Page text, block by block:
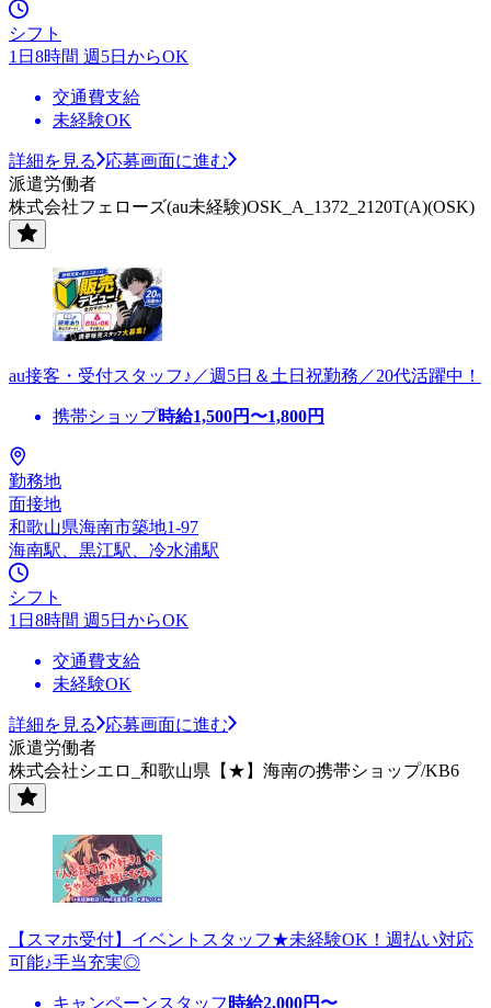
シフト
1日8時間 週5日からOK
交通費支給
未経験OK
詳細を見る
応募画面に進む
派遣労働者
株式会社フェローズ(au未経験)OSK_A_1372_2120T(A)(OSK)
au接客・受付スタッフ♪／週5日＆土日祝勤務／20代活躍中！
携帯ショップ時給1,500円〜1,800円
勤務地
面接地
和歌山県海南市築地1-97
海南駅、黒江駅、冷水浦駅
シフト
1日8時間 週5日からOK
交通費支給
未経験OK
詳細を見る
応募画面に進む
派遣労働者
株式会社シエロ_和歌山県【★】海南の携帯ショップ/KB6
【スマホ受付】イベントスタッフ★未経験OK！週払い対応
可能♪手当充実◎
キャンペーンスタッフ 時給2,000円〜